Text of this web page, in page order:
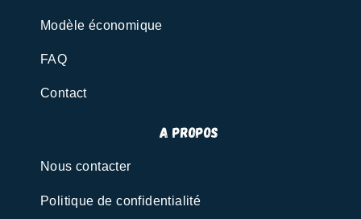
Modèle économique
FAQ
Contact
A propos
Nous contacter
Politique de confidentialité